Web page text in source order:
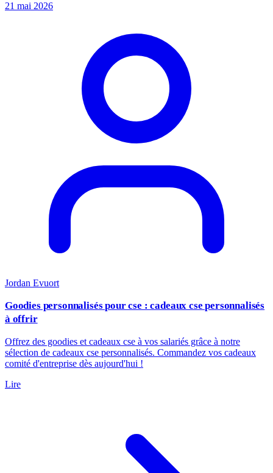
21 mai 2026
Jordan Evuort
Goodies personnalisés pour cse : cadeaux cse personnalisés
à offrir
Offrez des goodies et cadeaux cse à vos salariés grâce à notre
sélection de cadeaux cse personnalisés. Commandez vos cadeaux
comité d'entreprise dès aujourd'hui !
Lire